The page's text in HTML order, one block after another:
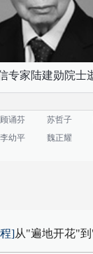
专家陆建勋院士
顾诵芬 苏哲子
李幼平 魏正耀
]从"遍地开花"